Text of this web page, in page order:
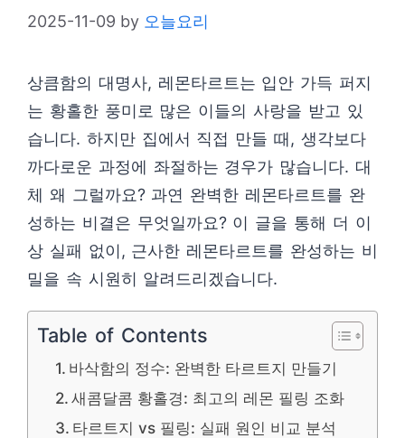
2025-11-09 by 오늘요리
상큼함의 대명사, 레몬타르트는 입안 가득 퍼지
는 황홀한 풍미로 많은 이들의 사랑을 받고 있
습니다. 하지만 집에서 직접 만들 때, 생각보다
까다로운 과정에 좌절하는 경우가 많습니다. 대
체 왜 그럴까요? 과연 완벽한 레몬타르트를 완
성하는 비결은 무엇일까요? 이 글을 통해 더 이
상 실패 없이, 근사한 레몬타르트를 완성하는 비
밀을 속 시원히 알려드리겠습니다.
Table of Contents
바삭함의 정수: 완벽한 타르트지 만들기
새콤달콤 황홀경: 최고의 레몬 필링 조화
타르트지 vs 필링: 실패 원인 비교 분석